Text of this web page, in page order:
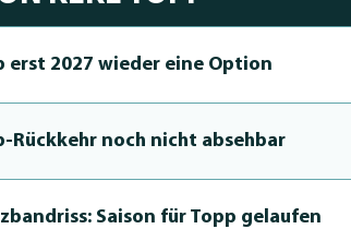
erst 2027 wieder eine Option
Rückkehr noch nicht absehbar
Saison für Topp gelaufen